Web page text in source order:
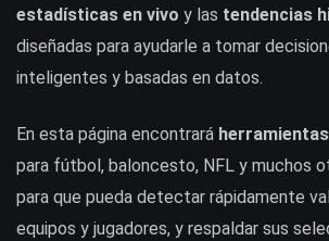
estadísticas en vivo y las tendencias
diseñadas para ayudarle a tomar
inteligentes y basadas en datos.
En esta página encontrará
para fútbol, baloncesto, NFL y muchos
para que pueda detectar rápidamente
equipos y jugadores, y respaldar sus